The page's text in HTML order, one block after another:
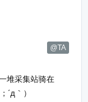
@TA
堆采集站骑在
´д｀）ゞ